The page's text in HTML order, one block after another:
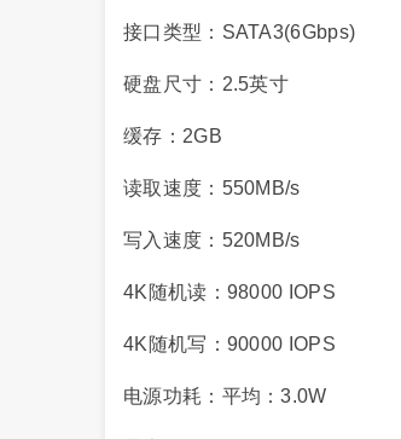
接口类型：SATA3(6Gbps)
硬盘尺寸：2.5英寸
缓存：2GB
读取速度：550MB/s
写入速度：520MB/s
4K随机读：98000 IOPS
4K随机写：90000 IOPS
电源功耗：平均：3.0W